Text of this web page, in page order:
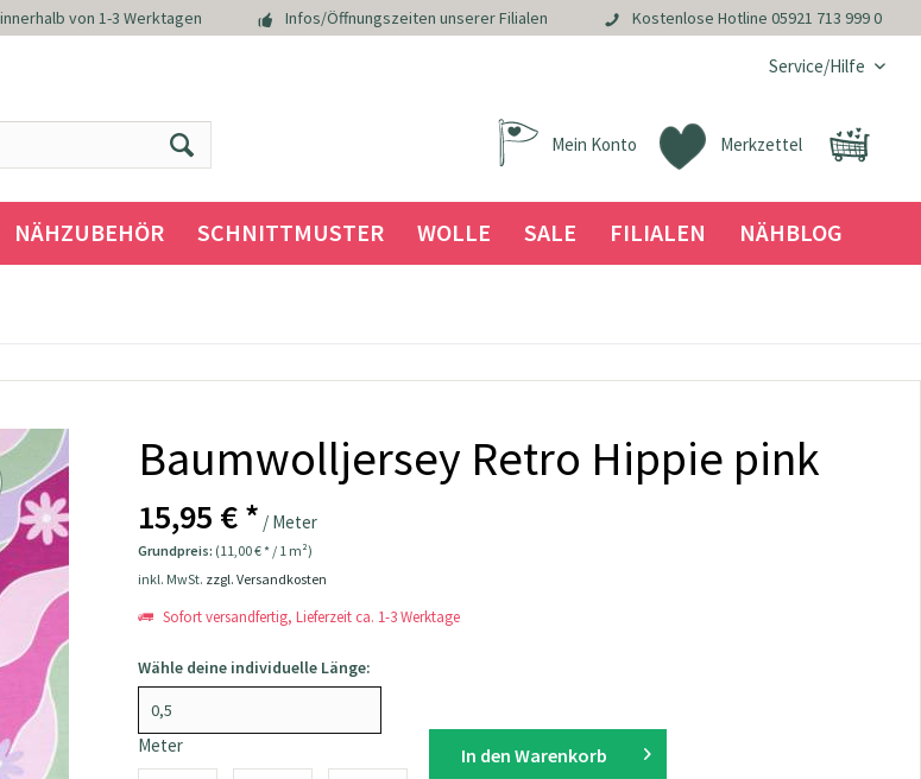
von 1-3 Werktagen Infos/Öffnungszeiten unserer Filialen Kostenlose Hotline 05921 713 999 0
Service/Hilfe
Merkzettel
Mein Konto
NÄHZUBEHÖR SCHNITTMUSTER WOLLE SALE FILIALEN NÄHBLOG
Baumwolljersey Retro Hippie pink
15,95 € * / Meter
Grundpreis: (11,00 € * / 1 m²)
inkl. MwSt. zzgl. Versandkosten
Sofort versandfertig, Lieferzeit ca. 1-3 Werktage
Wähle deine individuelle Länge:
Meter In den Warenkorb